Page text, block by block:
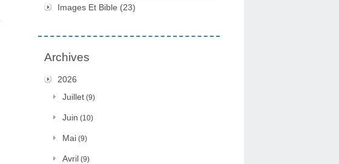
Images Et Bible (23)
Archives
2026
Juillet (9)
Juin (10)
Mai (9)
Avril (9)